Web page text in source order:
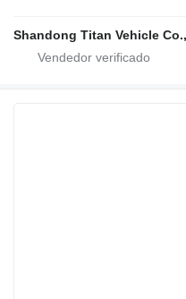
Shandong Titan Vehicle